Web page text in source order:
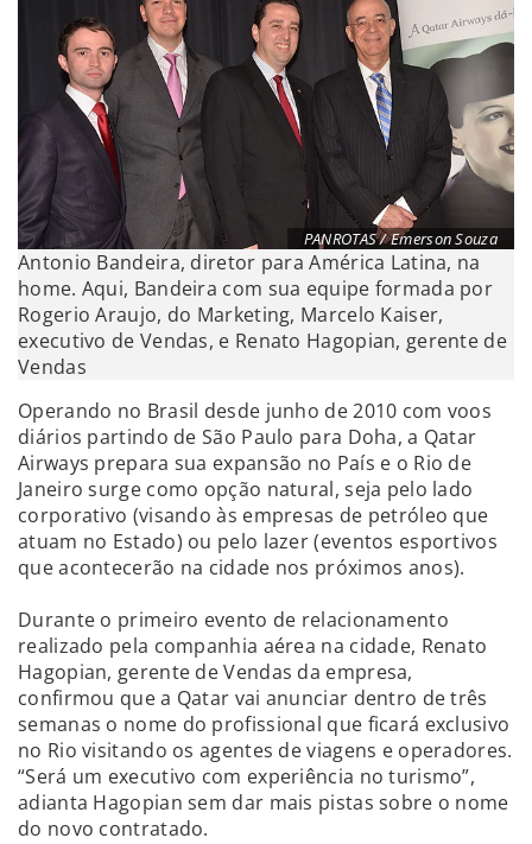
PANROTAS / Emerson Souza
Antonio Bandeira, diretor para América Latina, na
home. Aqui, Bandeira com sua equipe formada por
Rogerio Araujo, do Marketing, Marcelo Kaiser,
executivo de Vendas, e Renato Hagopian, gerente de
Vendas
Operando no Brasil desde junho de 2010 com voos
diários partindo de São Paulo para Doha, a Qatar
Airways prepara sua expansão no País e o Rio de
Janeiro surge como opção natural, seja pelo lado
corporativo (visando às empresas de petróleo que
atuam no Estado) ou pelo lazer (eventos esportivos
que acontecerão na cidade nos próximos anos).
Durante o primeiro evento de relacionamento
realizado pela companhia aérea na cidade, Renato
Hagopian, gerente de Vendas da empresa,
confirmou que a Qatar vai anunciar dentro de três
semanas o nome do profissional que ficará exclusivo
no Rio visitando os agentes de viagens e operadores.
“Será um executivo com experiência no turismo”,
adianta Hagopian sem dar mais pistas sobre o nome
do novo contratado.